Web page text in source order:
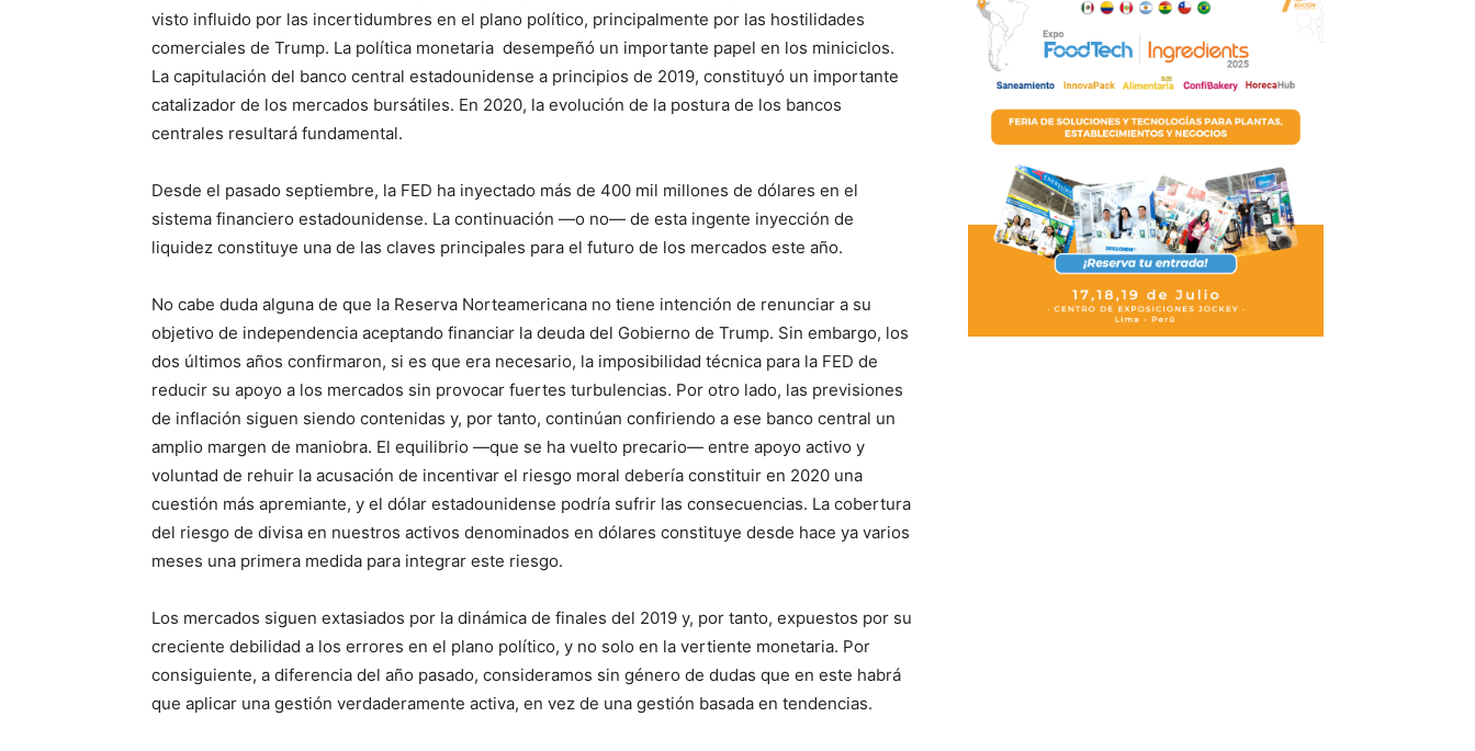
visto influido por las incertidumbres en el plano político, principalmente por las hostilidades
comerciales de Trump. La política monetaria desempeñó un importante papel en los miniciclos.
La capitulación del banco central estadounidense a principios de 2019, constituyó un importante
catalizador de los mercados bursátiles. En 2020, la evolución de la postura de los bancos
centrales resultará fundamental.
Desde el pasado septiembre, la FED ha inyectado más de 400 mil millones de dólares en el
sistema financiero estadounidense. La continuación —o no— de esta ingente inyección de
liquidez constituye una de las claves principales para el futuro de los mercados este año.
No cabe duda alguna de que la Reserva Norteamericana no tiene intención de renunciar a su
objetivo de independencia aceptando financiar la deuda del Gobierno de Trump. Sin embargo, los
dos últimos años confirmaron, si es que era necesario, la imposibilidad técnica para la FED de
reducir su apoyo a los mercados sin provocar fuertes turbulencias. Por otro lado, las previsiones
de inflación siguen siendo contenidas y, por tanto, continúan confiriendo a ese banco central un
amplio margen de maniobra. El equilibrio —que se ha vuelto precario— entre apoyo activo y
voluntad de rehuir la acusación de incentivar el riesgo moral debería constituir en 2020 una
cuestión más apremiante, y el dólar estadounidense podría sufrir las consecuencias. La cobertura
del riesgo de divisa en nuestros activos denominados en dólares constituye desde hace ya varios
meses una primera medida para integrar este riesgo.
Los mercados siguen extasiados por la dinámica de finales del 2019 y, por tanto, expuestos por su
creciente debilidad a los errores en el plano político, y no solo en la vertiente monetaria. Por
consiguiente, a diferencia del año pasado, consideramos sin género de dudas que en este habrá
que aplicar una gestión verdaderamente activa, en vez de una gestión basada en tendencias.